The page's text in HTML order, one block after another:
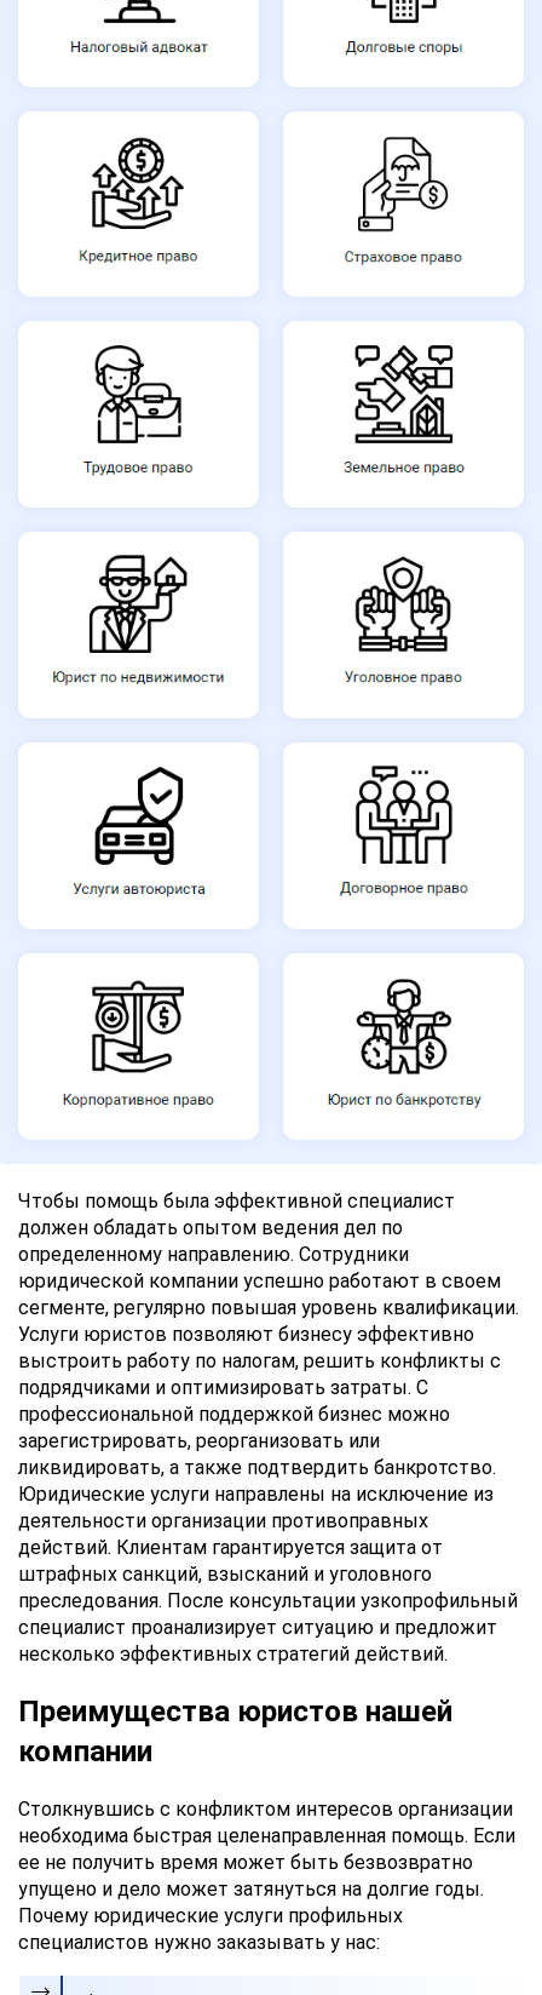
Чтобы помощь была эффективной специалист
должен обладать опытом ведения дел по
определенному направлению. Сотрудники
юридической компании успешно работают в своем
сегменте, регулярно повышая уровень квалификации.
Услуги юристов позволяют бизнесу эффективно
выстроить работу по налогам, решить конфликты с
подрядчиками и оптимизировать затраты. С
профессиональной поддержкой бизнес можно
зарегистрировать, реорганизовать или
ликвидировать, а также подтвердить банкротство.
Юридические услуги направлены на исключение из
деятельности организации противоправных
действий. Клиентам гарантируется защита от
штрафных санкций, взысканий и уголовного
преследования. После консультации узкопрофильный
специалист проанализирует ситуацию и предложит
несколько эффективных стратегий действий.
Преимущества юристов нашей
компании
Столкнувшись с конфликтом интересов организации
необходима быстрая целенаправленная помощь. Если
ее не получить время может быть безвозвратно
упущено и дело может затянуться на долгие годы.
Почему юридические услуги профильных
специалистов нужно заказывать у нас: